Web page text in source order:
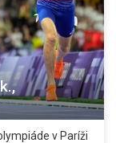
v Paríži